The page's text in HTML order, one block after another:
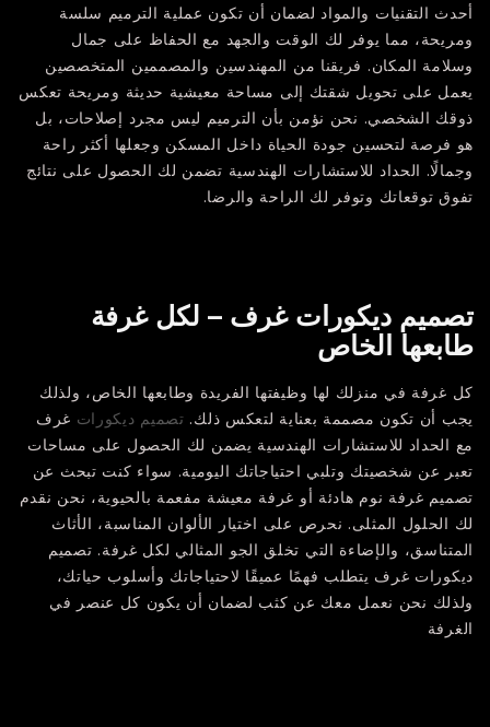
أحدث التقنيات والمواد لضمان أن تكون عملية الترميم سلسة
ومريحة، مما يوفر لك الوقت والجهد مع الحفاظ على جمال
وسلامة المكان. فريقنا من المهندسين والمصممين المتخصصين
يعمل على تحويل شقتك إلى مساحة معيشية حديثة ومريحة تعكس
ذوقك الشخصي. نحن نؤمن بأن الترميم ليس مجرد إصلاحات، بل
هو فرصة لتحسين جودة الحياة داخل المسكن وجعلها أكثر راحة
وجمالًا. الحداد للاستشارات الهندسية تضمن لك الحصول على نتائج
تفوق توقعاتك وتوفر لك الراحة والرضا.
تصميم ديكورات غرف – لكل غرفة
طابعها الخاص
كل غرفة في منزلك لها وظيفتها الفريدة وطابعها الخاص، ولذلك
يجب أن تكون مصممة بعناية لتعكس ذلك. تصميم ديكورات غرف
مع الحداد للاستشارات الهندسية يضمن لك الحصول على مساحات
تعبر عن شخصيتك وتلبي احتياجاتك اليومية. سواء كنت تبحث عن
تصميم غرفة نوم هادئة أو غرفة معيشة مفعمة بالحيوية، نحن نقدم
لك الحلول المثلى. نحرص على اختيار الألوان المناسبة، الأثاث
المتناسق، والإضاءة التي تخلق الجو المثالي لكل غرفة. تصميم
ديكورات غرف يتطلب فهمًا عميقًا لاحتياجاتك وأسلوب حياتك،
ولذلك نحن نعمل معك عن كثب لضمان أن يكون كل عنصر في
الغرفة